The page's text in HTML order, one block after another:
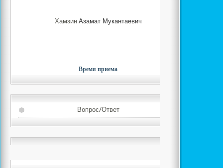
Хамзин Азамат Мукантаевич
Время приема
Вопрос/Ответ